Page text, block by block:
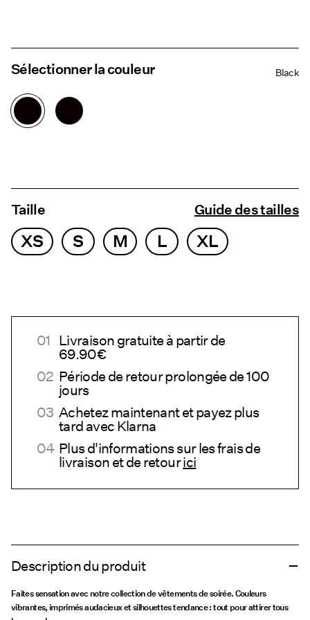
Sélectionner la couleur Black
Taille Guide des tailles
XS S M L XL
Livraison gratuite à partir de
69.90€
Période de retour prolongée de 100
jours
Achetez maintenant et payez plus
tard avec Klarna
Plus d'informations sur les frais de
livraison et de retourici
Description du produit
Faites sensation avec notre collection de vêtements de soirée. Couleurs
vibrantes, imprimés audacieux et silhouettes tendance : tout pour attirer tous